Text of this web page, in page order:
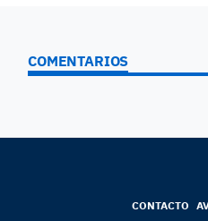
COMENTARIOS
CONTACTO